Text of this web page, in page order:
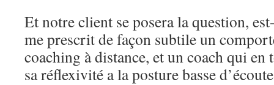
Et notre client se posera la question,
me prescrit de façon subtile un
coaching à distance, et un coach qui en
sa réflexivité a la posture basse